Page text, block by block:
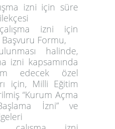
izni için süre
izni için
Formu,
halinde,
izni kapsamında
edecek özel
için, Milli Eğitim
“Kurum Açma
İzni” ve